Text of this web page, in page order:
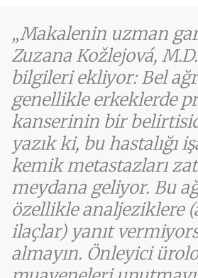
Makalenin uzman
Zuzana Kožlejová,
bilgileri ekliyor: Bel
genellikle erkeklerde
kanserinin bir
yazık ki, bu hastalığı
kemik metastazları
meydana geliyor. Bu
özellikle analjeziklere
ilaçlar) yanıt
almayın. Önleyici